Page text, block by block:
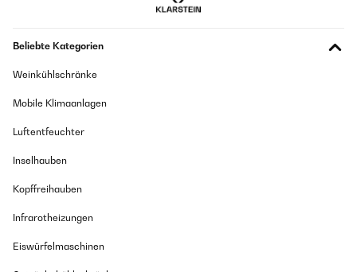
Beliebte Kategorien
Weinkühlschränke
Mobile Klimaanlagen
Luftentfeuchter
Inselhauben
Kopffreihauben
Infrarotheizungen
Eiswürfelmaschinen